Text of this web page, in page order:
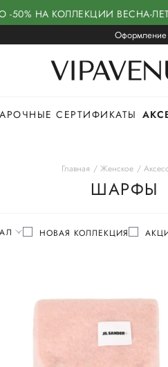
-50% НА КОЛЛЕКЦИИ ВЕСНА-
Оформление
СЕРТИФИКАТЫ
Главная Женское
ШАРФЫ
НОВАЯ КОЛЛЕКЦИЯ